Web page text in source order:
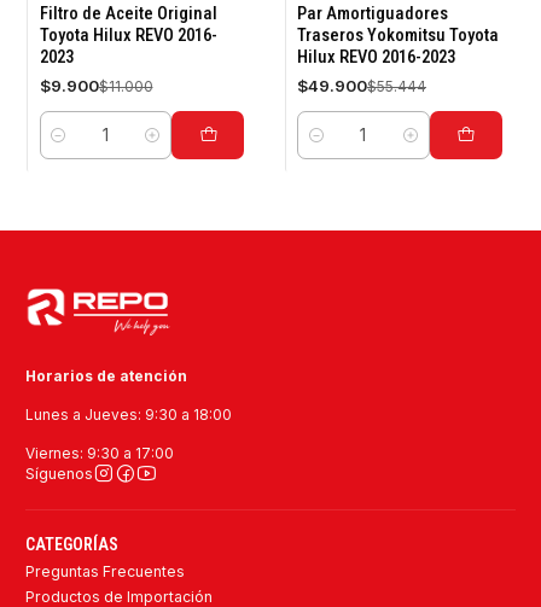
-10%
OFF
Filtro de Aceite Original
Toyota Hilux REVO 2016-
2023
$9.900$11.000
Cantidad
-10%
OFF
Par Amortiguadores
Traseros Yokomitsu Toyota
Hilux REVO 2016-2023
$49.900$55.444
Cantidad
Horarios de atención
Lunes a Jueves: 9:30 a 18:00
Viernes: 9:30 a 17:00
Síguenos
CATEGORÍAS
Preguntas Frecuentes
Productos de Importación